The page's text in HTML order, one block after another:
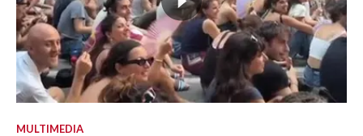
MULTIMEDIA